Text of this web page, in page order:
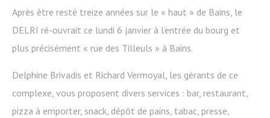
Après être resté treize années sur le « haut » de Bains, le
DELRI ré-ouvrait ce lundi 6 janvier à l’entrée du bourg et
plus précisément « rue des Tilleuls » à Bains.
Delphine Brivadis et Richard Vermoyal, les gérants de ce
complexe, vous proposent divers services : bar, restaurant,
pizza à emporter, snack, dépôt de pains, tabac, presse,